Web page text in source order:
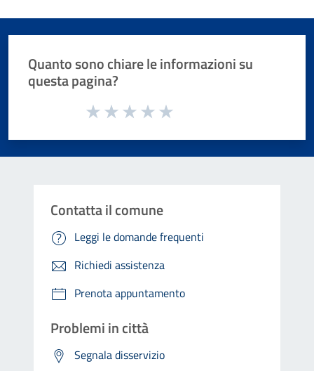
Quanto sono chiare le informazioni su
questa pagina?
Valuta da 1 a 5 stelle la pagina
Contatta il comune
Leggi le domande frequenti
Richiedi assistenza
Prenota appuntamento
Problemi in città
Segnala disservizio